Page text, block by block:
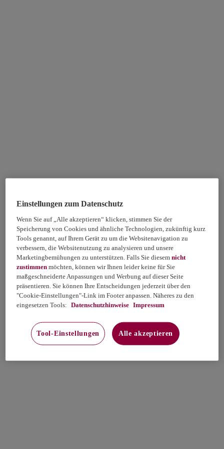
Einstellungen zum Datenschutz
Wenn Sie auf „Alle akzeptieren“ klicken, stimmen Sie der
Speicherung von Cookies und ähnliche Technologien, zukünftig kurz
Tools genannt, auf Ihrem Gerät zu um die Websitenavigation zu
verbessern, die Websitenutzung zu analysieren und unsere
Marketingbemühungen zu unterstützen. Falls Sie diesemnicht
zustimmen möchten, können wir Ihnen leider keine für Sie
maßgeschneiderte Anpassungen und Werbung auf dieser Seite
präsentieren. Sie können Ihre Entscheidungen jederzeit über den
"Cookie-Einstellungen"-Link im Footer anpassen. Näheres zu den
eingesetzen Tools: Datenschutzhinweise Impressum
Tool-Einstellungen Alle akzeptieren